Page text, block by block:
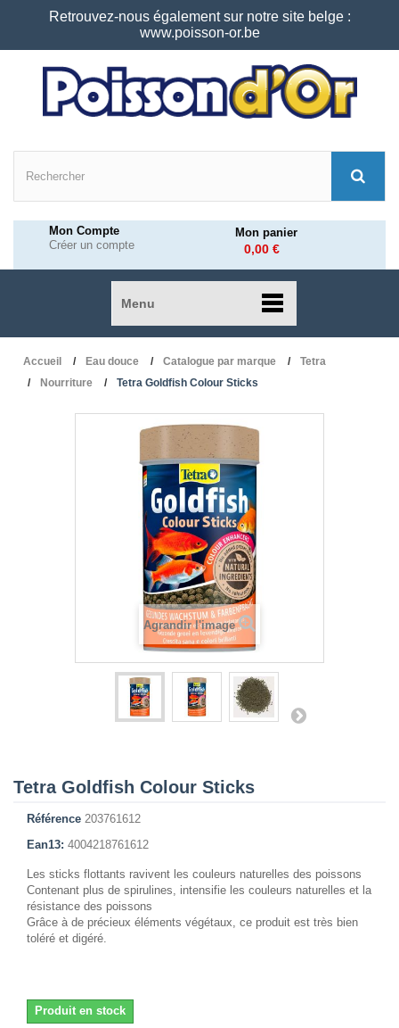
Retrouvez-nous également sur notre site belge :
www.poisson-or.be
Mon Compte
Créer un compte
Mon panier
0,00 €
Menu
Accueil Eau douce Catalogue par marque
Tetra
Nourriture
Tetra Goldfish Colour Sticks
Agrandir l'image
Tetra Goldfish Colour Sticks
Référence 203761612
Ean13: 4004218761612
Les sticks flottants ravivent les couleurs naturelles des poissons
Contenant plus de spirulines, intensifie les couleurs naturelles et la
résistance des poissons
Grâce à de précieux éléments végétaux, ce produit est très bien
toléré et digéré.
Produit en stock